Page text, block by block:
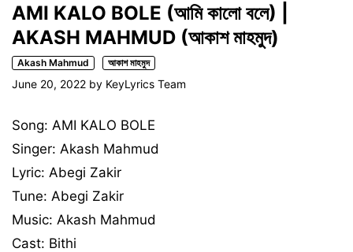
AMI KALO BOLE (আমি কালো বলে) |
AKASH MAHMUD (আকাশ মাহমুদ)
Akash Mahmud আকাশ মাহমুদ
June 20, 2022 by KeyLyrics Team
Song: AMI KALO BOLE
Singer: Akash Mahmud
Lyric: Abegi Zakir
Tune: Abegi Zakir
Music: Akash Mahmud
Cast: Bithi